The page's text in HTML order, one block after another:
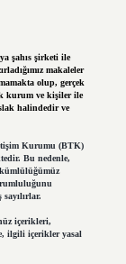
şahıs şirketi ile
makaleler
olup, gerçek
kurum ve kişiler ile
halindedir ve
Kurumu (BTK)
Bu nedenle,
içerikleri,
ilgili içerikler yasal